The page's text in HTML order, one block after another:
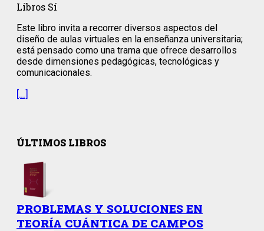
Libros Sí
Este libro invita a recorrer diversos aspectos del
diseño de aulas virtuales en la enseñanza universitaria;
está pensado como una trama que ofrece desarrollos
desde dimensiones pedagógicas, tecnológicas y
comunicacionales.
[…]
ÚLTIMOS LIBROS
PROBLEMAS Y SOLUCIONES EN
TEORÍA CUÁNTICA DE CAMPOS